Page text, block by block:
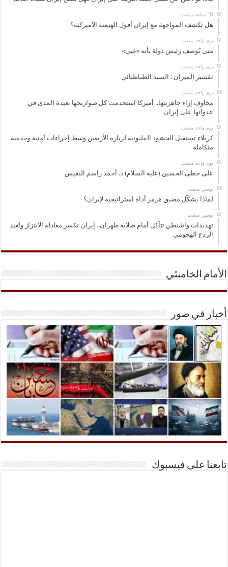
هل تكشف المواجهة مع إيران أفول الهيمنة الأميركية؟
‏يوم واحد مضت
متى يُوصف رئيس دولة بأنه «غبي»
‏يوم واحد مضت
تفسير الميزان : السيد الطباطبائي
‏يوم واحد مضت
مخاوف إزاء جاهزيتها.. أميركا استخدمت كل صواريخها بعيدة المدى في
عدوانها على إيران
‏يوم واحد مضت
كربلاء تستقبل الحشود المليونية لزيارة الأربعين وسط إجراءات أمنية وخدمية
متكاملة
‏يوم واحد مضت
على خطى الحسين (عليه السلام) د. أحمد راسم النفيس
‏يومين مضت
لماذا يشكّل مضيق هرمز أداة استراتيجية لإيران؟
‏يومين مضت
تهديدات واشنطن تتآكل أمام صلابة طهران.. إيران تكسر معادلة الابتزاز وتُعيد
الردع الهجومي
الأمام الخامنئي
أخبار في صور
تابعنا على فيسبوك